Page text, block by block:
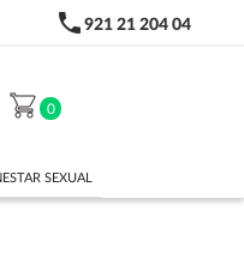
phone 921 21 204 04
shopping_cart 0
SEXUAL